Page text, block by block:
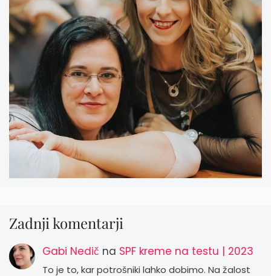
Zadnji komentarji
Gabi Nedič na SPF kreme na testu | 2023
To je to, kar potrošniki lahko dobimo. Na žalost